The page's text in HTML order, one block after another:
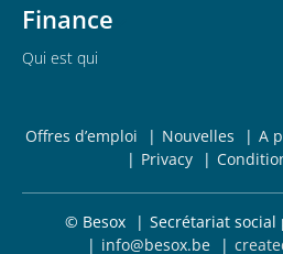
Finance
Qui est qui
Offres d’emploi Nouvelles A
Privacy
© Besox
Secrétariat
info@besox.be